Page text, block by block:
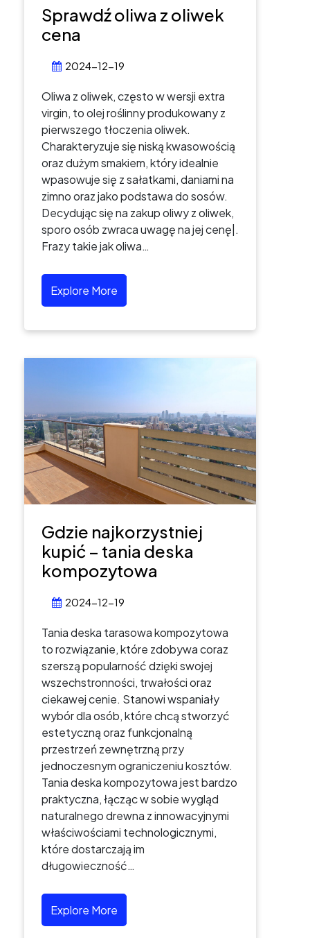
Sprawdź oliwa z oliwek
cena
2024-12-19
Oliwa z oliwek, często w wersji extra
virgin, to olej roślinny produkowany z
pierwszego tłoczenia oliwek.
Charakteryzuje się niską kwasowością
oraz dużym smakiem, który idealnie
wpasowuje się z sałatkami, daniami na
zimno oraz jako podstawa do sosów.
Decydując się na zakup oliwy z oliwek,
sporo osób zwraca uwagę na jej cenę|.
Frazy takie jak oliwa…
Explore More
Gdzie najkorzystniej
kupić – tania deska
kompozytowa
2024-12-19
Tania deska tarasowa kompozytowa
to rozwiązanie, które zdobywa coraz
szerszą popularność dzięki swojej
wszechstronności, trwałości oraz
ciekawej cenie. Stanowi wspaniały
wybór dla osób, które chcą stworzyć
estetyczną oraz funkcjonalną
przestrzeń zewnętrzną przy
jednoczesnym ograniczeniu kosztów.
Tania deska kompozytowa jest bardzo
praktyczna, łącząc w sobie wygląd
naturalnego drewna z innowacyjnymi
właściwościami technologicznymi,
które dostarczają im
długowieczność…
Explore More